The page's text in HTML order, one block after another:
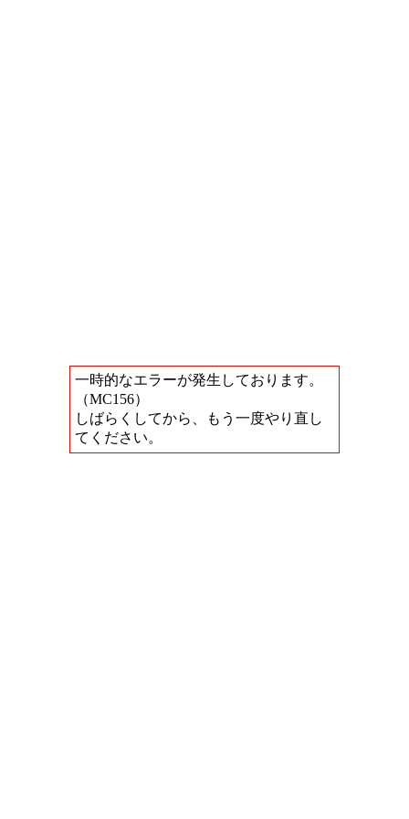
一時的なエラーが発生しております。
（MC156）
しばらくしてから、もう一度やり直し
てください。